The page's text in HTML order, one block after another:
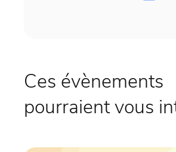
Ces évènements
pourraient vous